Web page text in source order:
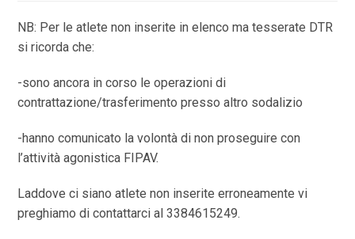
NB: Per le atlete non inserite in elenco ma tesserate DTR
si ricorda che:
-sono ancora in corso le operazioni di
contrattazione/trasferimento presso altro sodalizio
-hanno comunicato la volontà di non proseguire con
l’attività agonistica FIPAV.
Laddove ci siano atlete non inserite erroneamente vi
preghiamo di contattarci al 3384615249.